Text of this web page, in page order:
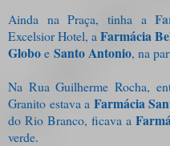
Ainda na Praça, tinha a
Excelsior Hotel, aFarmácia
Globoe Santo Antonio, na
Na Rua Guilherme Rocha,
Granito estava a Farmácia
do Rio Branco, ficava a
verde.